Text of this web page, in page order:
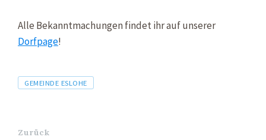
Alle Bekanntmachungen findet ihr auf unserer
Dorfpage!
Tags
GEMEINDE ESLOHE
Zurück